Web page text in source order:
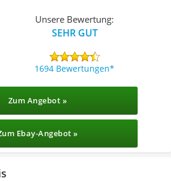
Unsere Bewertung:
SEHR GUT
1694 Bewertungen
Zum Angebot »
Ebay-Angebot »